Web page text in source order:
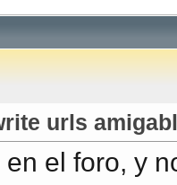
urls
el foro, y